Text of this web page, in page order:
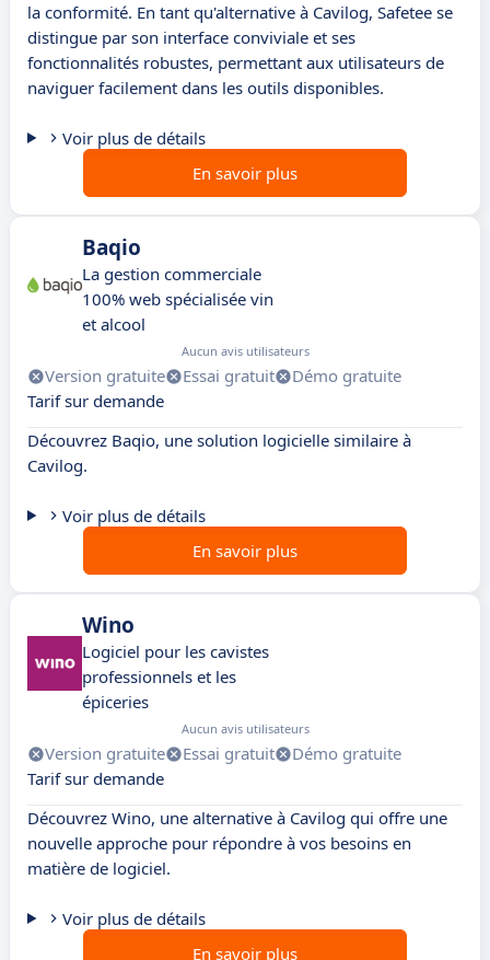
la conformité. En tant qu'alternative à Cavilog, Safetee se
distingue par son interface conviviale et ses
fonctionnalités robustes, permettant aux utilisateurs de
naviguer facilement dans les outils disponibles.
Voir plus de détails
En savoir plus
Baqio
La gestion commerciale
100% web spécialisée vin
et alcool
Aucun avis utilisateurs
Version gratuite Essai gratuit
Démo gratuite
Tarif sur demande
Découvrez Baqio, une solution logicielle similaire à
Cavilog.
Voir plus de détails
En savoir plus
Wino
Logiciel pour les cavistes
professionnels et les
épiceries
Aucun avis utilisateurs
Version gratuite Essai gratuit
Démo gratuite
Tarif sur demande
Découvrez Wino, une alternative à Cavilog qui offre une
nouvelle approche pour répondre à vos besoins en
matière de logiciel.
Voir plus de détails
En savoir plus